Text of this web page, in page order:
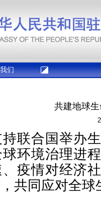
们
共建地球
合国举办生
环境治理进
疫情对经济
共同应对全